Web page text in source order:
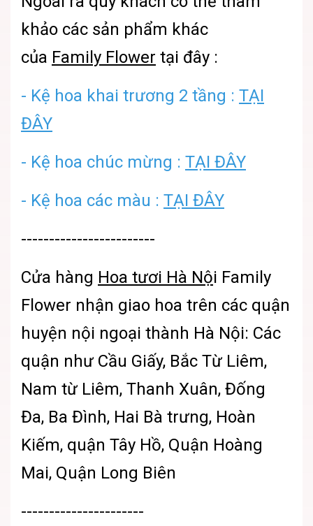
khảo các sản phẩm khác
của Family Flower tại đây :
- Kệ hoa khai trương 2 tầng : TẠI
ĐÂY
- Kệ hoa chúc mừng : TẠI ĐÂY
- Kệ hoa các màu : TẠI ĐÂY
------------------------
Cửa hàng Hoa tươi Hà Nội Family
Flower nhận giao hoa trên các quận
huyện nội ngoại thành Hà Nội: Các
quận như Cầu Giấy, Bắc Từ Liêm,
Nam từ Liêm, Thanh Xuân, Đống
Đa, Ba Đình, Hai Bà trưng, Hoàn
Kiếm, quận Tây Hồ, Quận Hoàng
Mai, Quận Long Biên
----------------------